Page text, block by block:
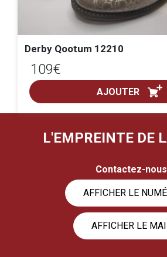
Derby Qootum 12210
109€
AJOUTER
ACHAT EXPRESS
L'EMPREINTE DE
Contactez-nous
AFFICHER LE
AFFICHER LE